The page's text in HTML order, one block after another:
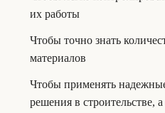
их работы
Чтобы точно знать
материалов
Чтобы применять
решения в строительстве,